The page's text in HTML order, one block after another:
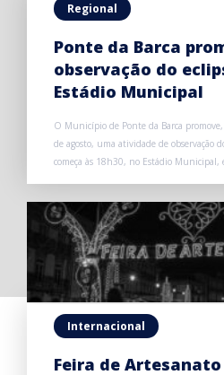
Regional
Ponte da Barca
observação do
Estádio Municipal
O Município de Ponte da Barca
de agosto, uma atividade de observação
começa às 18h30, no Estádio Municipal,
Internacional
Feira de